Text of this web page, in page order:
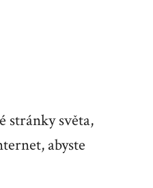
stránky světa,
abyste